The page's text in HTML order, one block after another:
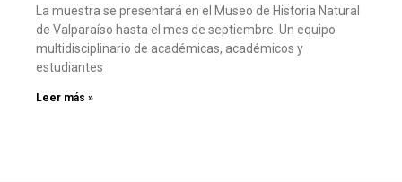
La muestra se presentará en el Museo de Historia Natural
de Valparaíso hasta el mes de septiembre. Un equipo
multidisciplinario de académicas, académicos y
estudiantes
Leer más »